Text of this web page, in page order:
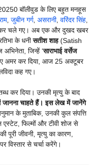
बॉलीवुड के लिए बहुत मनहूस
, जुबीन गर्ग, असरानी, वरिंदर सिंह
चले गए। अब एक और दुखद खबर
के धनीसतीश शाह(Satish
जिन्हें ‘साराभाई वर्सेज
अमर कर दिया, आज 25 अक्टूबर
कह गए।
कर दिया। उनकी मृत्यु के बाद
जानना चाहते हैं। इस लेख में जानेंगे
के मुताबिक, उनकी कुल संपत्ति
फिल्मों और टीवी शोज से
पूरी जीवनी, मृत्यु का कारण,
विस्तार से चर्चा करेंगे।